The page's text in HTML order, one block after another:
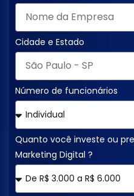
Cidade e Estado
Número de funcionários
Quanto você investe ou
Marketing Digital ?